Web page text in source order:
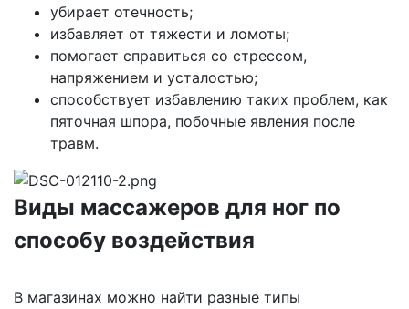
убирает отечность;
избавляет от тяжести и ломоты;
помогает справиться со стрессом,
напряжением и усталостью;
способствует избавлению таких проблем, как
пяточная шпора, побочные явления после
травм.
Виды массажеров для ног по
способу воздействия
В магазинах можно найти разные типы